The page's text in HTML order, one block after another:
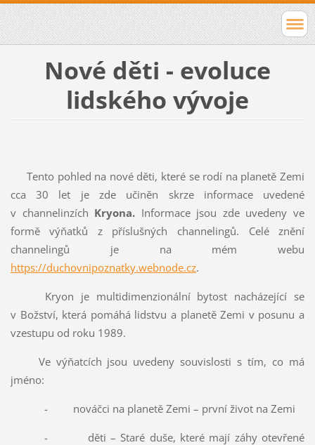
Nové děti - evoluce
lidského vývoje
Tento pohled na nové děti, které se rodí na planetě Zemi
cca 30 let je zde učiněn skrze informace uvedené
v channelinzích Kryona. Informace jsou zde uvedeny ve
formě výňatků z příslušných channelingů. Celé znění
channelingů je na mém webu
https://duchovnipoznatky.webnode.cz.
Kryon je multidimenzionální bytost nacházející se
v Božství, která pomáhá lidstvu a planetě Zemi v posunu a
vzestupu od roku 1989.
Ve výňatcích jsou uvedeny souvislosti s tím, co má
jméno:
- nováčci na planetě Zemi – první život na Zemi
- děti – Staré duše, které mají záhy otevřené